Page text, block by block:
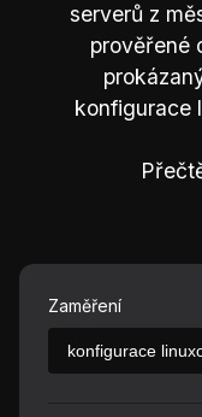
serverů z
prověřené
konfigurace
Zaměření